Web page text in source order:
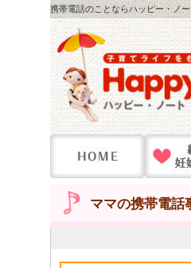
携帯電話のことならハッピー・ノー
ママの携帯電話